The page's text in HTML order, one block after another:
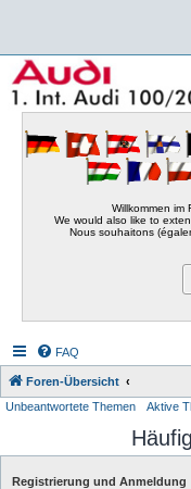
Willkommen im
We would also like to
Nous souhaitons
FAQ
Foren-Übersicht
Unbeantwortete Themen Aktive
Registrierung und Anmeldung